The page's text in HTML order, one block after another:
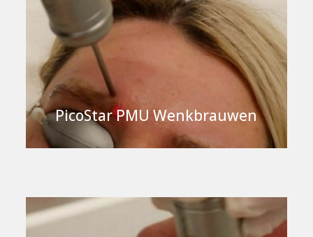
PicoStar PMU Wenkbrauwen